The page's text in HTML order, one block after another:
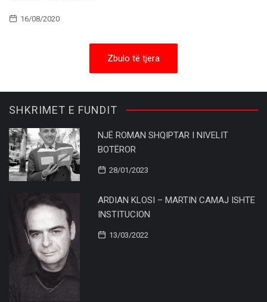
16/08/2020
Zbulo të tjera
SHKRIMET E FUNDIT
NJË ROMAN SHQIPTAR I NIVELIT
BOTËROR
28/01/2023
ARDIAN KLOSI – MARTIN CAMAJ ISHTE
INSTITUCION
13/03/2022